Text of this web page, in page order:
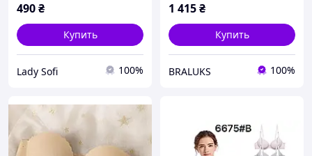
490₴
Купить
Lady Sofi 100%
1 415₴
Купить
BRALUKS 100%